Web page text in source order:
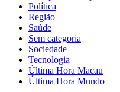
Política
Região
Saúde
Sem categoria
Sociedade
Tecnologia
Última Hora Macau
Última Hora Mundo